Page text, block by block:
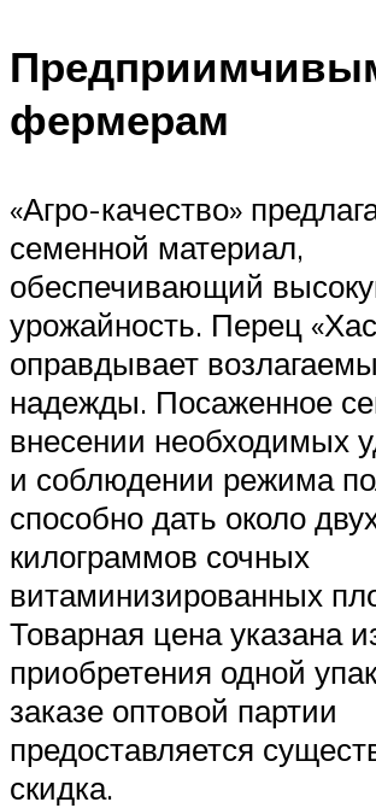
фермерам
«Агро-качество»
семенной материал,
обеспечивающий
урожайность. Перец
оправдывает
надежды. Посаженное
внесении необходимых
и соблюдении режима
способно дать около
килограммов сочных
витаминизированных
Товарная цена указана
приобретения одной
заказе оптовой партии
предоставляется
скидка.